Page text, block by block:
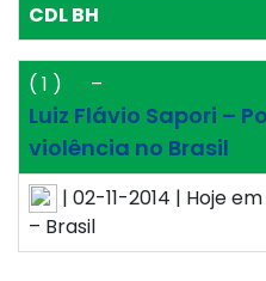
CDL BH
( 1 ) –
Luiz Flávio Sapori –
violência no Brasil
| 02-11-2014 | Hoje
– Brasil